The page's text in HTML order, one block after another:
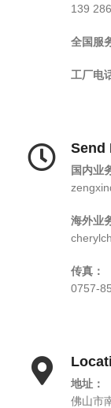
139
全国服
工厂电
Send
国内业
海外业
传真：
0757-
地址：
佛山市